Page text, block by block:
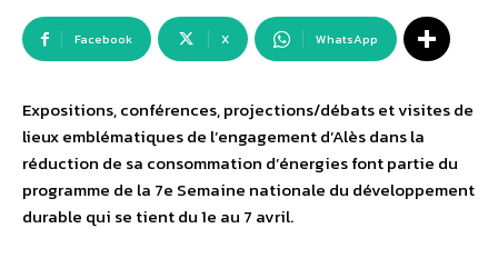
Facebook X WhatsApp
Expositions, conférences, projections/débats et visites de
lieux emblématiques de l’engagement d’Alès dans la
réduction de sa consommation d’énergies font partie du
programme de la 7e Semaine nationale du développement
durable qui se tient du 1e au 7 avril.